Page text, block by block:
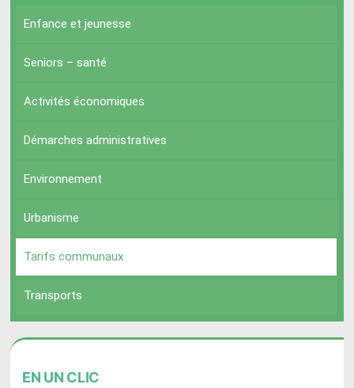
Enfance et jeunesse
Seniors – santé
Activités économiques
Démarches administratives
Environnement
Urbanisme
Tarifs communaux
Transports
EN UN CLIC